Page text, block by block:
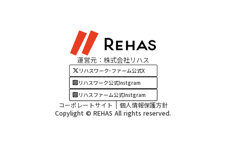
四国・九州エリア運営元：株式会社リハス
リハスワーク･ファーム公式X
リハスワーク公式Instgram
リハスファーム公式Instgram
コーポレートサイト
個人情報保護方針
Copylight © REHAS All rights reserved.